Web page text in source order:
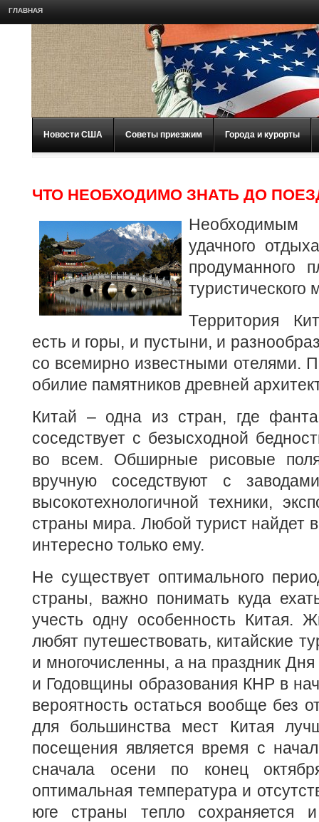
ГЛАВНАЯ
Новости США Советы приезжим Города и курорты
ЧТО НЕОБХОДИМО ЗНАТЬ ДО
удачного
продуманного
туристического
Территория
есть и горы, и пустыни, и
со всемирно известными отелями.
обилие памятников древней
Китай – одна из стран, где
соседствует с безысходной
во всем. Обширные рисовые
вручную соседствуют с
высокотехнологичной техники,
страны мира. Любой турист найдет
интересно только ему.
Не существует оптимального
страны, важно понимать куда
учесть одну особенность Китая.
любят путешествовать, китайские
и многочисленны, а на праздник
и Годовщины образования КНР в
вероятность остаться вообще без
для большинства мест Китая
посещения является время с
сначала осени по конец
оптимальная температура и
юге страны тепло сохраняется